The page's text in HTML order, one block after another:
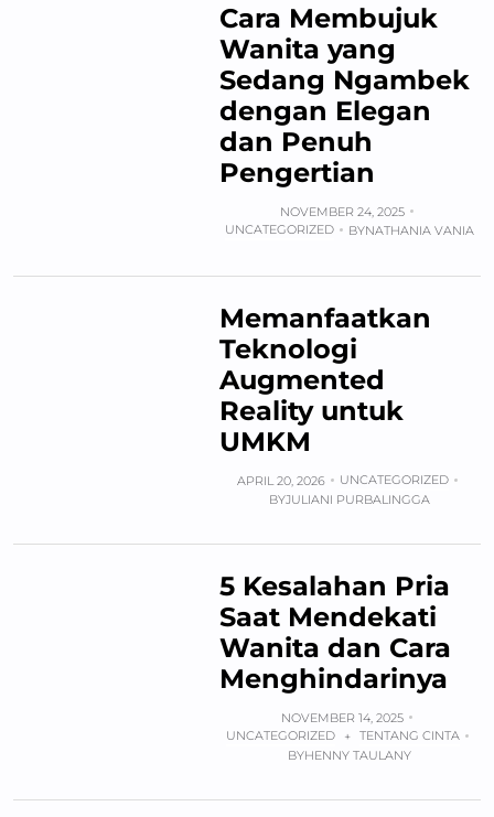
Cara Membujuk
Wanita yang
Sedang Ngambek
dengan Elegan
dan Penuh
Pengertian
NOVEMBER 24, 2025
UNCATEGORIZED
BYNATHANIA VANIA
Memanfaatkan
Teknologi
Augmented
Reality untuk
UMKM
APRIL 20, 2026
UNCATEGORIZED
BYJULIANI PURBALINGGA
5 Kesalahan Pria
Saat Mendekati
Wanita dan Cara
Menghindarinya
NOVEMBER 14, 2025
UNCATEGORIZED
+ TENTANG CINTA
BYHENNY TAULANY